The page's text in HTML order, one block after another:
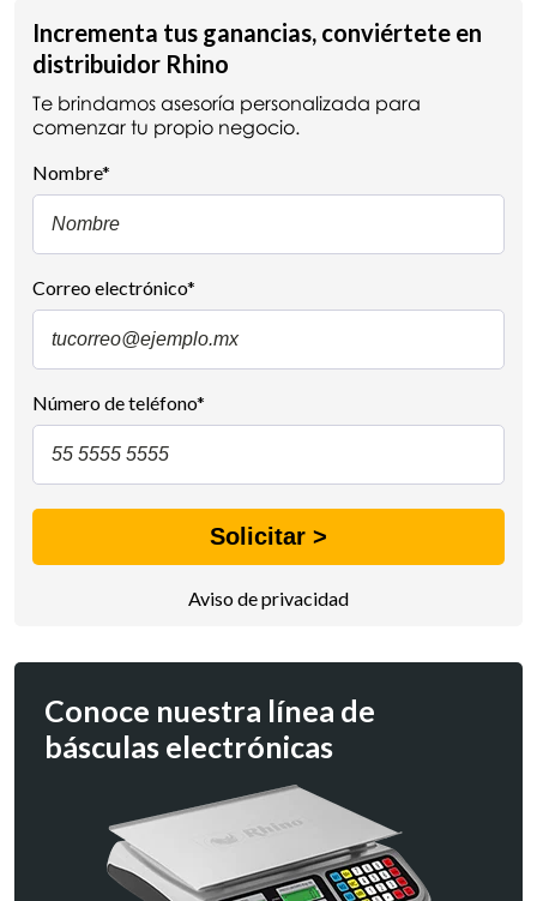
Incrementa tus ganancias, conviértete en
distribuidor Rhino
Te brindamos asesoría personalizada para
comenzar tu propio negocio.
Nombre*
Correo electrónico*
Número de teléfono*
Aviso de privacidad
Conoce nuestra línea de
básculas electrónicas